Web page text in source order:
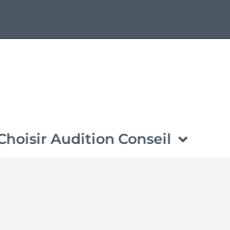
Audition Conseil